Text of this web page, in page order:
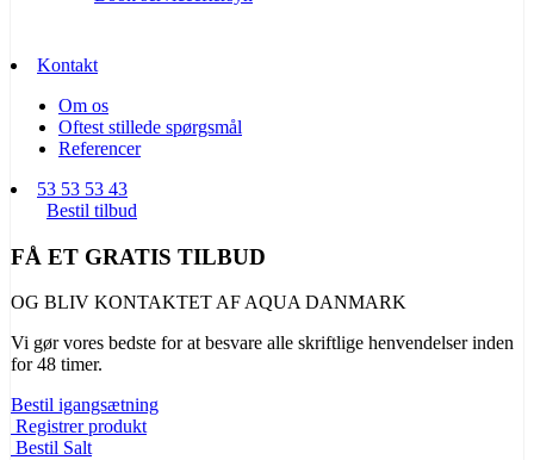
Kontakt
Om os
Oftest stillede spørgsmål
Referencer
53 53 53 43
Bestil tilbud
FÅ ET GRATIS TILBUD
OG BLIV KONTAKTET AF AQUA DANMARK
Vi gør vores bedste for at besvare alle skriftlige henvendelser inden
for 48 timer.
Bestil igangsætning
Registrer produkt
Bestil Salt